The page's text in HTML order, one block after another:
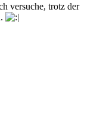
versuche, trotz der